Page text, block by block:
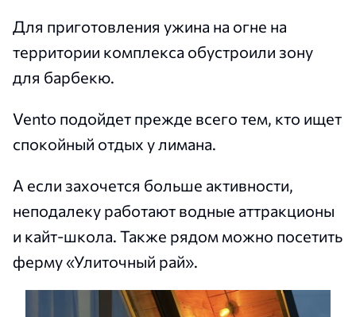
Для приготовления ужина на огне на
территории комплекса обустроили зону
для барбекю.
Vento подойдет прежде всего тем, кто ищет
спокойный отдых у лимана.
А если захочется больше активности,
неподалеку работают водные аттракционы
и кайт-школа. Также рядом можно посетить
ферму «Улиточный рай».